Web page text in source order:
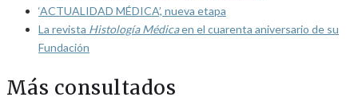
‘ACTUALIDAD MÉDICA’, nueva etapa
La revista Histología Médicaen el cuarenta aniversario de su
Fundación
Más consultados